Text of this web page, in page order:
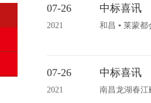
07-26
2021
中标喜讯
和昌 ▪ 莱蒙
07-26
2021
中标喜讯
南昌龙湖春